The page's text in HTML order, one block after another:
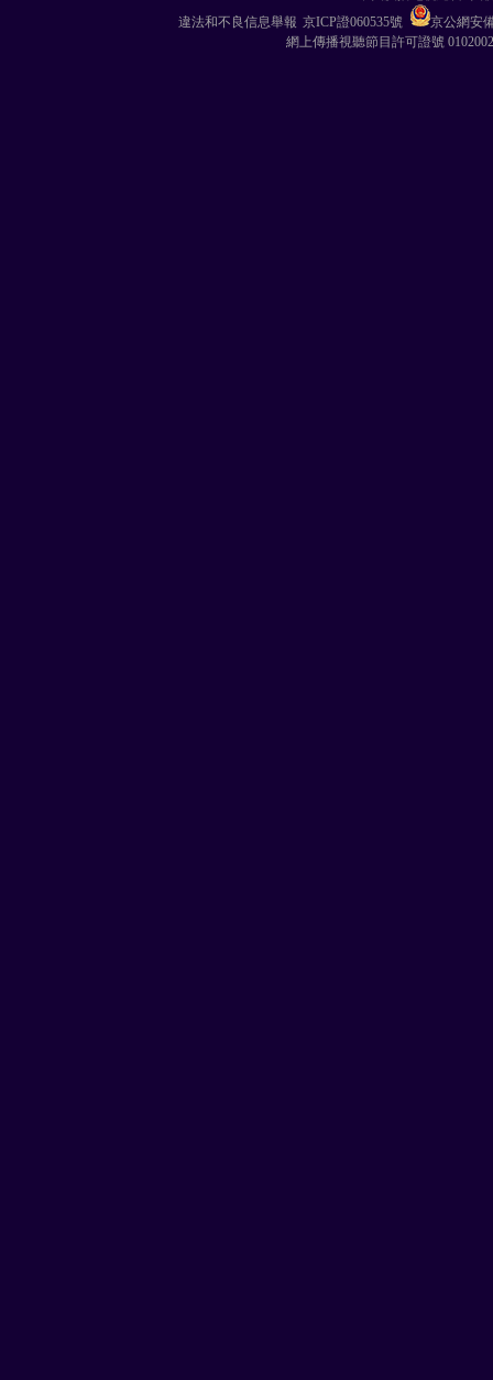
違法和不良信息舉報 京ICP證060535號
京公網安
網上傳播視聽節目許可證號